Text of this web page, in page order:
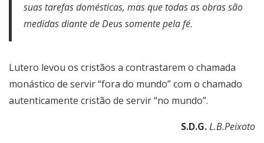
suas tarefas domésticas, mas que todas as obras são
medidas diante de Deus somente pela fé.
Lutero levou os cristãos a contrastarem o chamada
monástico de servir “fora do mundo” com o chamado
autenticamente cristão de servir “no mundo”.
S.D.G.L.B.Peixoto